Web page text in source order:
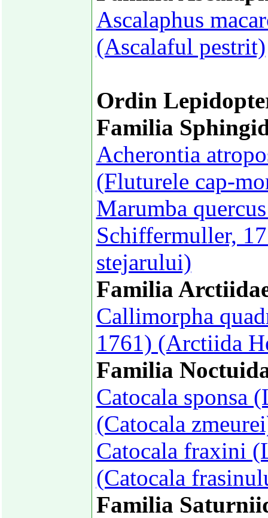
Ascalaphus
(Ascalaful pestrit)
Ordin
Familia
Acherontia
(Fluturele cap-
Marumba
Schiffermuller,
stejarului)
Familia
Callimorpha
1761) (Arctiida
Familia
Catocala sponsa
(Catocala
Catocala fraxini
(Catocala
Familia